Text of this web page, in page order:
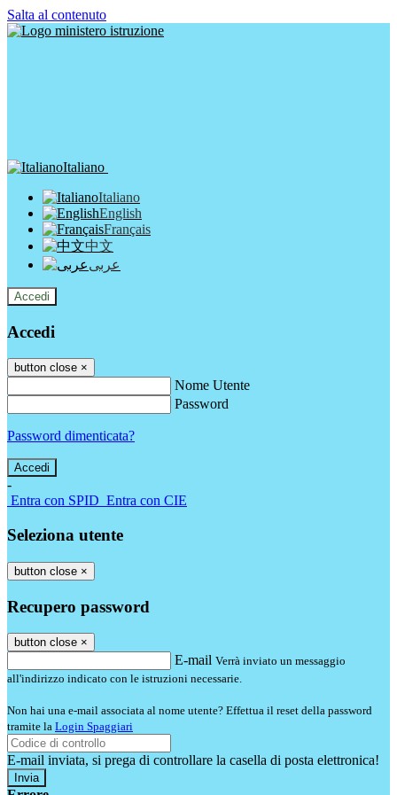
Salta al contenuto
Italiano
Italiano
English
Français
中文
عربى
Accedi
Accedi
button close ×
Nome Utente
Password
Password dimenticata?
-
Entra con SPID Entra con CIE
Seleziona utente
button close ×
Recupero password
button close ×
E-mail Verrà inviato un messaggio
all'indirizzo indicato con le istruzioni necessarie.
Non hai una e-mail associata al nome utente? Effettua il reset della password
tramite la Login Spaggiari
E-mail inviata, si prega di controllare la casella di posta elettronica!